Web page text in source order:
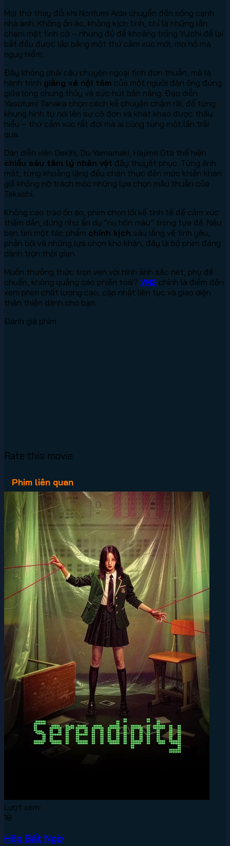
Mọi thứ thay đổi khi Norifumi Aida chuyển đến sống cạnh
nhà anh. Không ồn ào, không kịch tính, chỉ là những lần
chạm mặt tình cờ – nhưng đủ để khoảng trống Yuichi để lại
bắt đầu được lấp bằng một thứ cảm xúc mới, mơ hồ mà
nguy hiểm.
Đây không phải câu chuyện ngoại tình đơn thuần, mà là
hành trình giằng xé nội tâm của một người đàn ông đứng
giữa lòng chung thủy và sức hút bản năng. Đạo diễn
Yasufumi Tanaka chọn cách kể chuyện chậm rãi, để từng
khung hình tự nói lên sự cô đơn và khát khao được thấu
hiểu – thứ cảm xúc rất đời mà ai cũng từng một lần trải
qua.
Dàn diễn viên Dekihi, Do Yamamaki, Hajime Ota thể hiện
chiều sâu tâm lý nhân vật đầy thuyết phục. Từng ánh
mắt, từng khoảng lặng đều chân thực đến mức khiến khán
giả không nỡ trách móc những lựa chọn mâu thuẫn của
Takashi.
Không cao trào ồn ào, phim chọn lối kể tinh tế để cảm xúc
thấm dần, đúng như ẩn dụ “nụ hôn màu” trong tựa đề. Nếu
bạn tìm một tác phẩm chính kịch sâu lắng về tình yêu,
phản bội và những lựa chọn khó khăn, đây là bộ phim đáng
dành trọn thời gian.
Muốn thưởng thức trọn vẹn với hình ảnh sắc nét, phụ đề
chuẩn, không quảng cáo phiền toái? VN2 chính là điểm đến
xem phim chất lượng cao, cập nhật liên tục và giao diện
thân thiện dành cho bạn.
Đánh giá phim
Rate this movie
Phim liên quan
Lượt xem:
18
Hộp Bất Ngờ